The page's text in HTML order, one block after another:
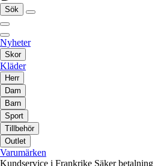
Sök
Nyheter
Skor
Kläder
Herr
Dam
Barn
Sport
Tillbehör
Outlet
Varumärken
Kundservice i Frankrike Säker betalning